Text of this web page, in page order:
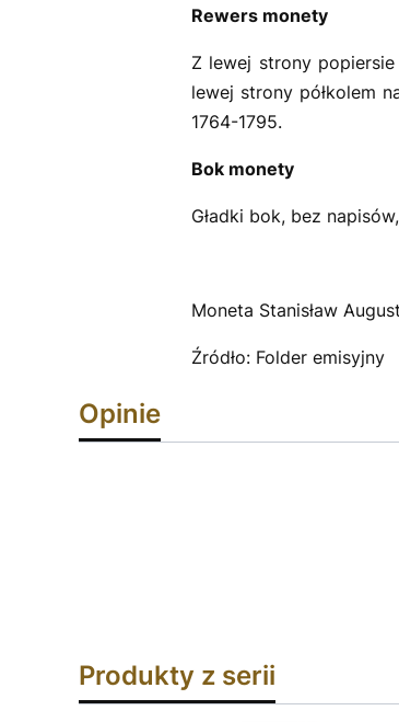
Rewers monety
Z lewej strony
lewej strony półkolem
1764-1795.
Bok monety
Gładki bok, bez
Moneta Stanisław
Źródło: Folder emisyjny
Opinie
Produkty z serii